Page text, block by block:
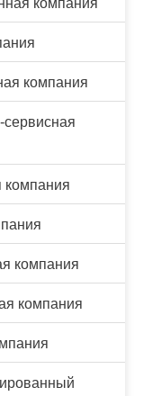
компания
компания
сервисная
компания
компания
компания